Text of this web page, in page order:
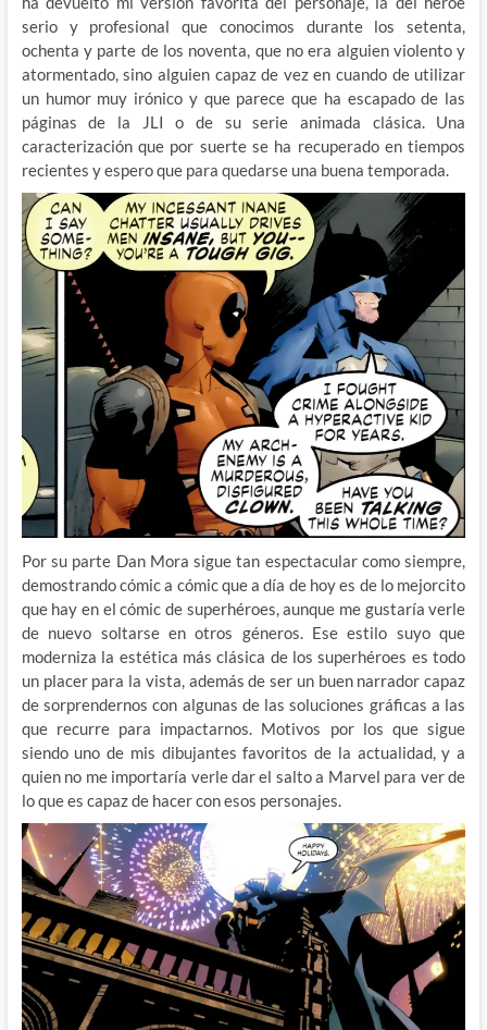
serio y profesional que conocimos durante los setenta,
ochenta y parte de los noventa, que no era alguien violento y
atormentado, sino alguien capaz de vez en cuando de utilizar
un humor muy irónico y que parece que ha escapado de las
páginas de la JLI o de su serie animada clásica. Una
caracterización que por suerte se ha recuperado en tiempos
recientes y espero que para quedarse una buena temporada.
Por su parte Dan Mora sigue tan espectacular como siempre,
demostrando cómic a cómic que a día de hoy es de lo mejorcito
que hay en el cómic de superhéroes, aunque me gustaría verle
de nuevo soltarse en otros géneros. Ese estilo suyo que
moderniza la estética más clásica de los superhéroes es todo
un placer para la vista, además de ser un buen narrador capaz
de sorprendernos con algunas de las soluciones gráficas a las
que recurre para impactarnos. Motivos por los que sigue
siendo uno de mis dibujantes favoritos de la actualidad, y a
quien no me importaría verle dar el salto a Marvel para ver de
lo que es capaz de hacer con esos personajes.